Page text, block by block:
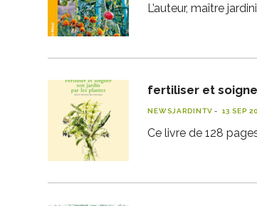
L’auteur, maître
fertiliser et
NEWSJARDINTV 13 SEP
Ce livre de 128